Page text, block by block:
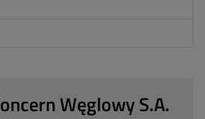
Węglowy S.A.